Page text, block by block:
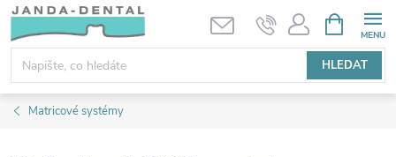
Přejít
obsah
HLEDAT
NÁKUPNÍ
KOŠÍK
Matricové systémy